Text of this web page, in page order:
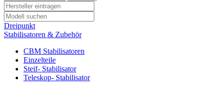
Dreipunkt
Stabilisatoren & Zubehör
CBM Stabilisatoren
Einzelteile
Steif- Stabilisator
Teleskop- Stabilisator